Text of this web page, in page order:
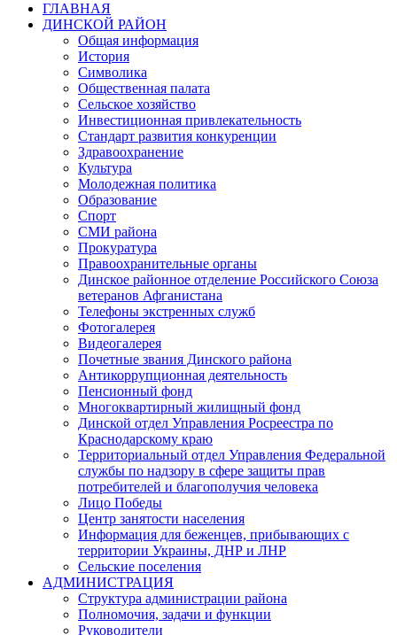
ГЛАВНАЯ
ДИНСКОЙ РАЙОН
Общая информация
История
Символика
Общественная палата
Сельское хозяйство
Инвестиционная привлекательность
Стандарт развития конкуренции
Здравоохранение
Культура
Молодежная политика
Образование
Спорт
СМИ района
Прокуратура
Правоохранительные органы
Динское районное отделение Российского Союза
ветеранов Афганистана
Телефоны экстренных служб
Фотогалерея
Видеогалерея
Почетные звания Динского района
Антикоррупционная деятельность
Пенсионный фонд
Многоквартирный жилищный фонд
Динской отдел Управления Росреестра по
Краснодарскому краю
Территориальный отдел Управления Федеральной
службы по надзору в сфере защиты прав
потребителей и благополучия человека
Лицо Победы
Центр занятости населения
Информация для беженцев, прибывающих с
территории Украины, ДНР и ЛНР
Сельские поселения
АДМИНИСТРАЦИЯ
Структура администрации района
Полномочия, задачи и функции
Руководители